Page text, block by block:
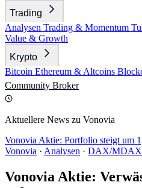
Trading
Analysen Trading & Momentum
Value & Growth
Krypto
Bitcoin Ethereum & Altcoins
Community Broker
Aktuellere News zu Vonovia
Vonovia Aktie: Portfolio steigt um
Vonovia · Analysen · DAX/MDAX
Vonovia Aktie: